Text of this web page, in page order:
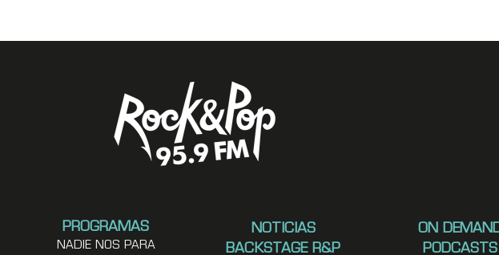
PROGRAMAS
NADIE NOS PARA
NOTICIAS
BACKSTAGE R&P
ON
PODCASTS